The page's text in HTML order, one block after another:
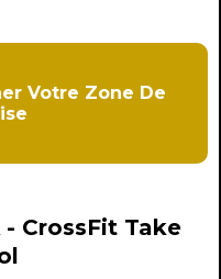
Votre Zone De
CrossFit Take